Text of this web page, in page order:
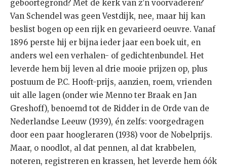
geboortegrond? Met de kerk van z’n voorvaderen?
Van Schendel was geen Vestdijk, nee, maar hij kan
beslist bogen op een rijk en gevarieerd oeuvre. Vanaf
1896 perste hij er bijna ieder jaar een boek uit, en
anders wel een verhalen- of gedichtenbundel. Het
leverde hem bij leven al drie mooie prijzen op, plus
postuum de P.C. Hooft-prijs, aanzien, roem, vrienden
uit alle lagen (onder wie Menno ter Braak en Jan
Greshoff), benoemd tot de Ridder in de Orde van de
Nederlandse Leeuw (1939), én zelfs: voorgedragen
door een paar hoogleraren (1938) voor de Nobelprijs.
Maar, o noodlot, al dat pennen, al dat krabbelen,
noteren, registreren en krassen, het leverde hem óók